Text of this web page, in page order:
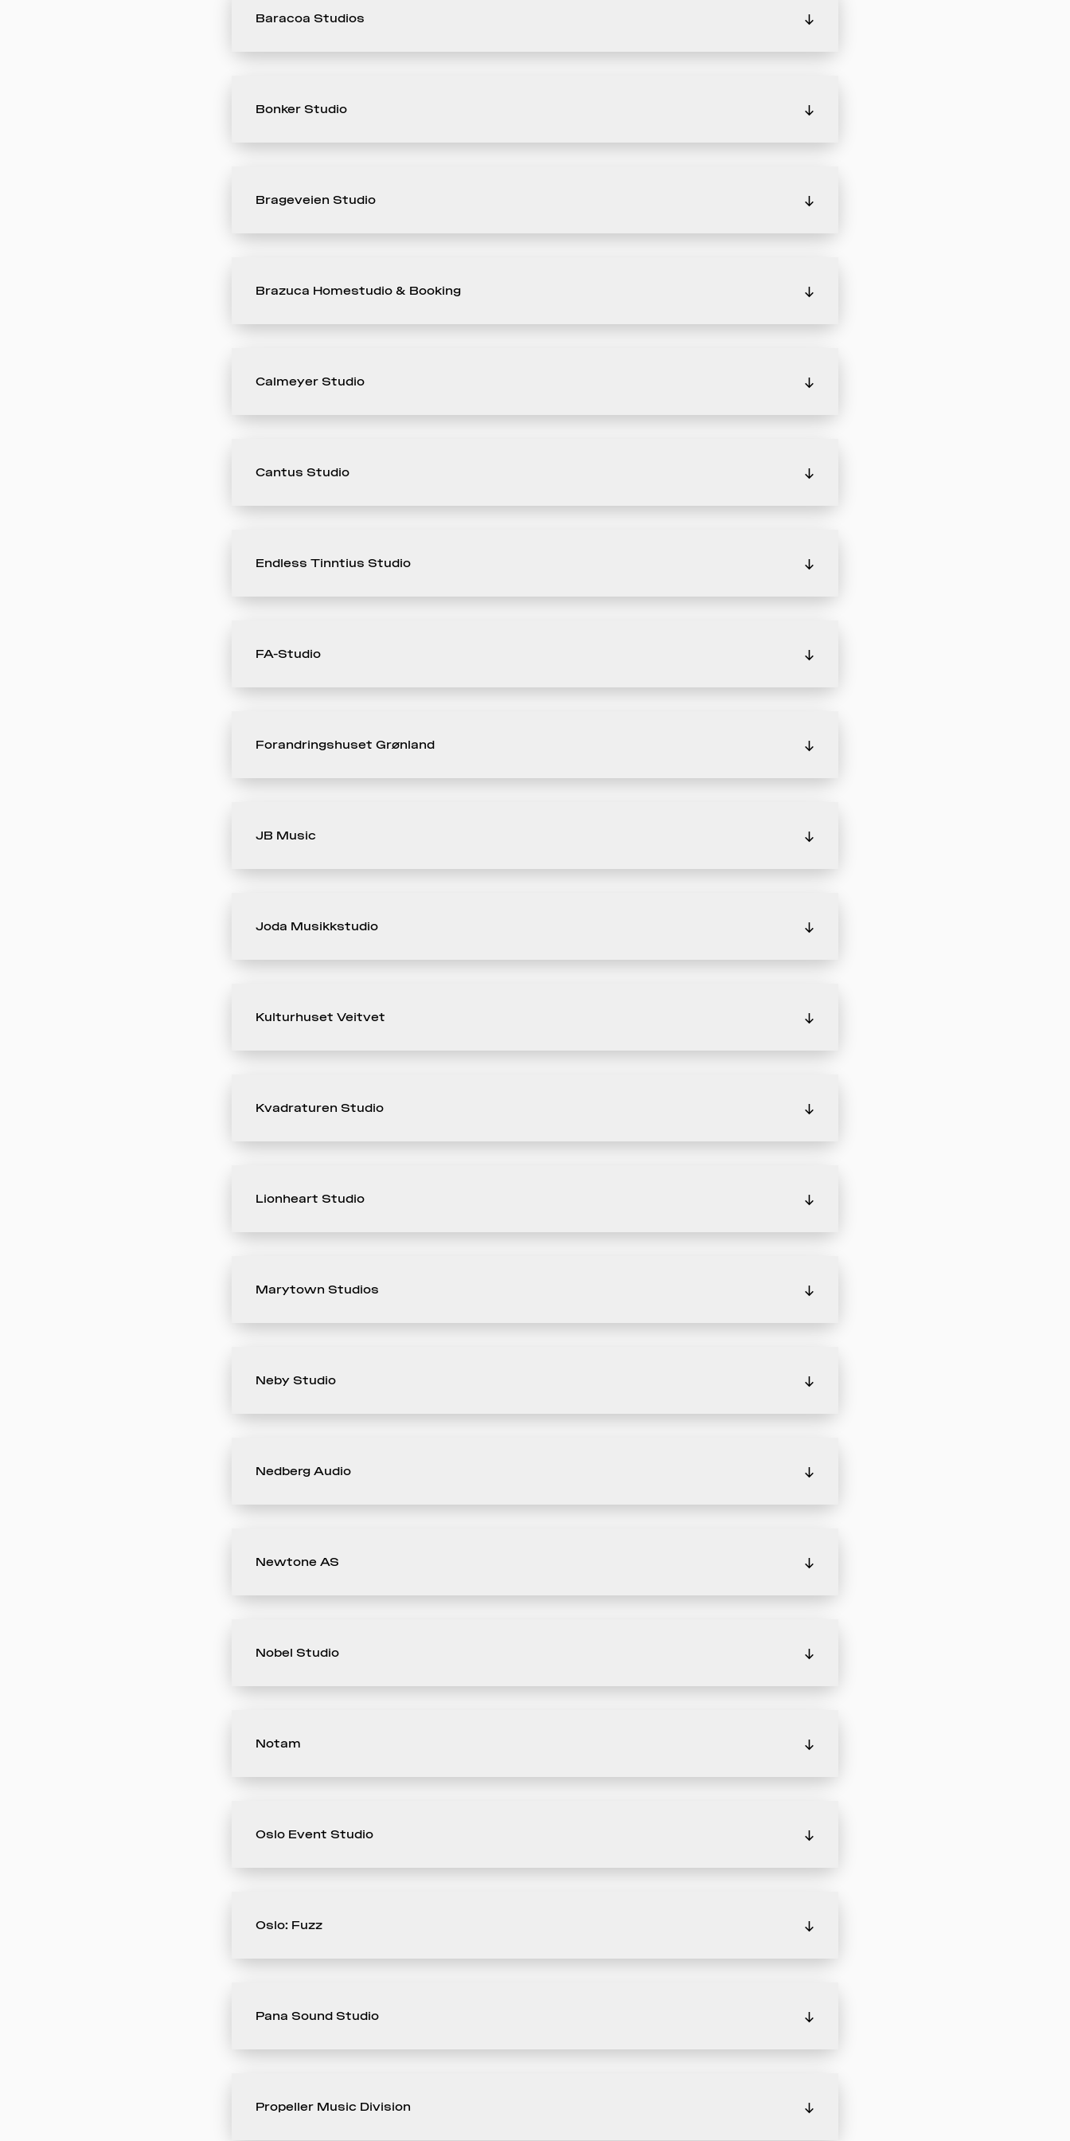
Baracoa Studios ↓
Bonker Studio ↓
Brageveien Studio ↓
Brazuca Homestudio & Booking ↓
Calmeyer Studio ↓
Cantus Studio ↓
Endless Tinntius Studio ↓
FA-Studio ↓
Forandringshuset Grønland ↓
JB Music ↓
Joda Musikkstudio ↓
Kulturhuset Veitvet ↓
Kvadraturen Studio ↓
Lionheart Studio ↓
Marytown Studios ↓
Neby Studio ↓
Nedberg Audio ↓
Newtone AS ↓
Nobel Studio ↓
Notam ↓
Oslo Event Studio ↓
Oslo: Fuzz ↓
Pana Sound Studio ↓
Propeller Music Division ↓